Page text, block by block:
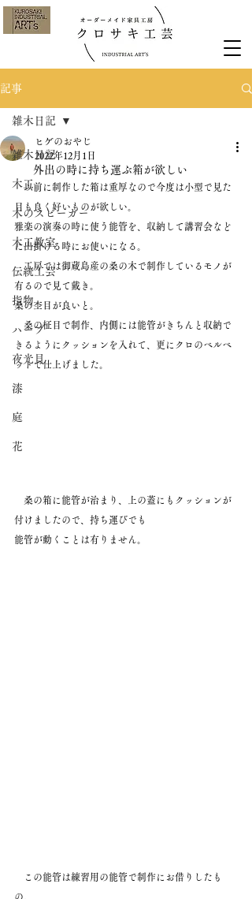
記事
雑木日記
木工
木のスピーカー
木工教室
伝統工芸
指物
ハープ
夜光貝
漆
庭
花
雑木日記
外出の時に持ち運ぶ箱が欲しい
ヒゲのおやじ
2022年12月1日
以前に制作した箱は重厚なので今度は小型で見た
目も良く好いものが欲しい。
雅楽の演奏の時に使う能管を、収納して講習会など
に出掛ける時にお使いになる。
工房では御蔵島産の桑の木で制作しているモノが
有るので見て戴き。
桑の杢目が良いと。
桑の柾目で制作、内側には能管がきちんと収納で
きるようにクッションを入れて、更にクロのベルベ
ットで仕上げました。
桑の箱に能管が治まり、上の蓋にもクッションが
付けましたので、持ち運びでも
能管が動くことは有りません。
この能管は練習用の能管で制作にお借りしたも
の。